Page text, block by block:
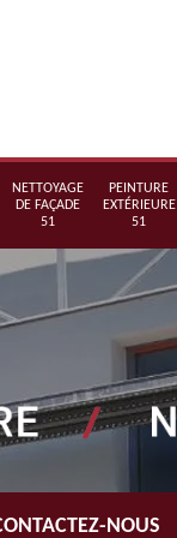
NETTOYAGE
DE FAÇADE
51
PEINTURE
EXTÉRIEURE
51
NOUS